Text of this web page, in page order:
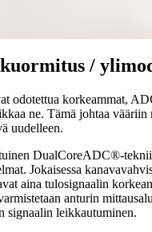
/
odotettua korkeammat,
ne. Tämä johtaa vääriin
uudelleen.
DualCoreADC®-
Jokaisessa
aina tulosignaalin
anturin
signaalin leikkautuminen.